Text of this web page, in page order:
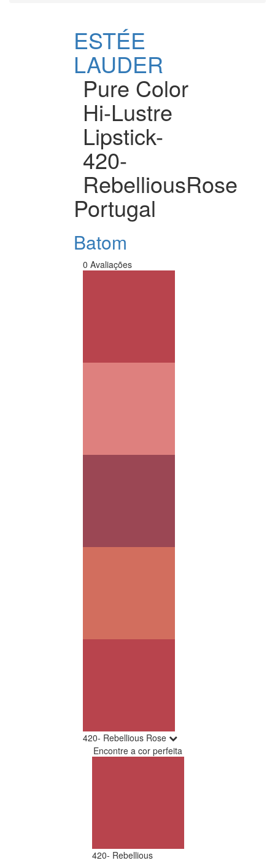
ESTÉE
LAUDER
Pure Color
Hi-Lustre
Lipstick-
420-
RebelliousRose
Portugal
Batom
0 Avaliações
420- Rebellious Rose
Encontre a cor perfeita
420- Rebellious